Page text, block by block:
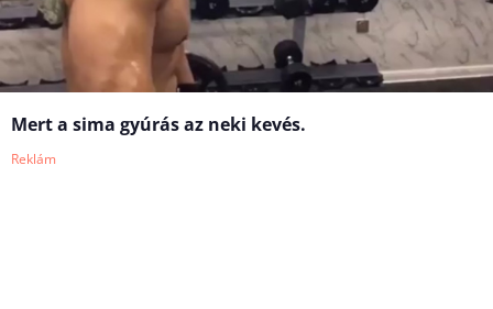
Mert a sima gyúrás az neki kevés.
Reklám